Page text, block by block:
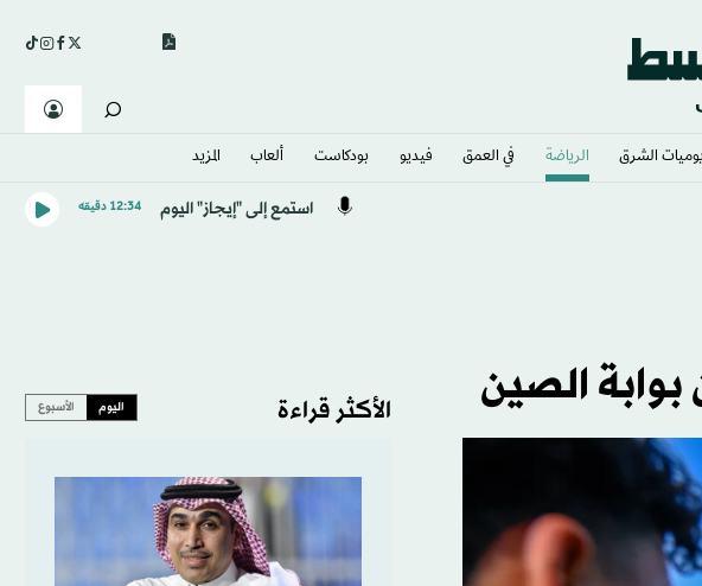
الشرق​ الرياضة في العمق فيديو بودكاست ألعاب المزيد
استمع إلى "إيجاز" اليوم 12:34 دقيقه
الصين الأكثر قراءة اليوم الأسبوع